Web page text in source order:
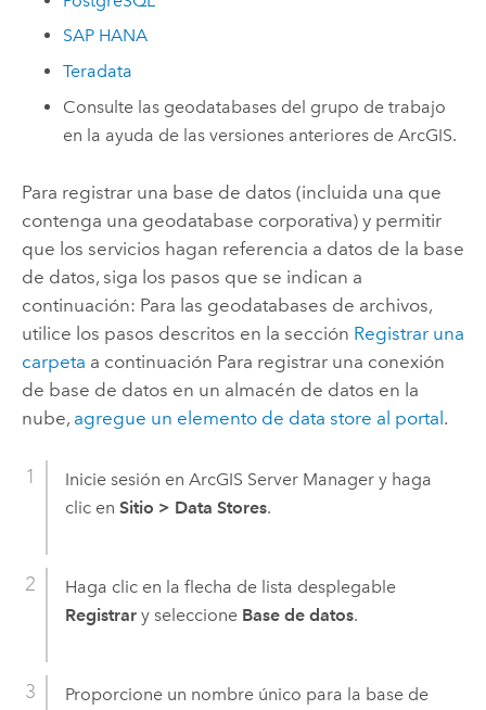
SAP HANA
Teradata
Consulte las geodatabases del grupo de trabajo
en la ayuda de las versiones anteriores de ArcGIS.
Para registrar una base de datos (incluida una que
contenga una geodatabase corporativa) y permitir
que los servicios hagan referencia a datos de la base
de datos, siga los pasos que se indican a
continuación: Para las geodatabases de archivos,
utilice los pasos descritos en la sección Registrar una
carpeta a continuación Para registrar una conexión
de base de datos en un almacén de datos en la
nube, agregue un elemento de data store al portal.
Inicie sesión en ArcGIS Server Managery haga
clic en Sitio > Data Stores.
Haga clic en la flecha de lista desplegable
Registrary seleccione Base de datos.
Proporcione un nombre único para la base de